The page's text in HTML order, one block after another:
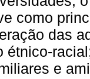
como
das
étnico-
e